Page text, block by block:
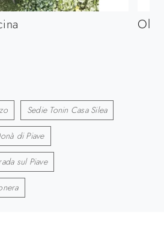
Ola
Sedie Tonin Casa Silea
di Piave
sul Piave